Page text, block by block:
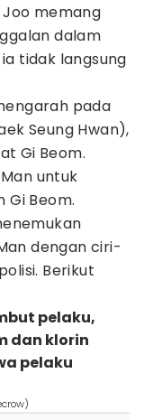
memang
dalam
tidak langsung
pada
Seung Hwan),
Gi Beom.
untuk
Beom.
dengan ciri-
Berikut
pelaku,
dan klorin
pelaku